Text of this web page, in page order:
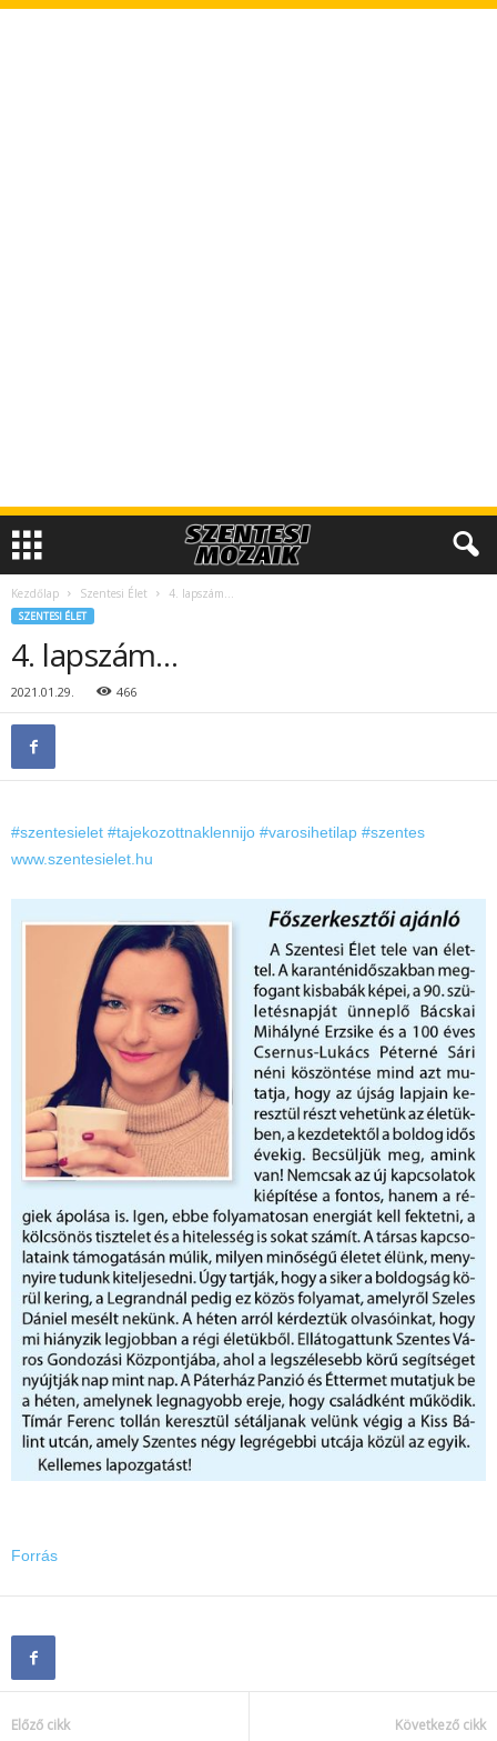
Kezdőlap Szentesi Élet 4. lapszám…
SZENTESI ÉLET
4. lapszám…
2021.01.29. 466
#szentesielet #tajekozottnaklennijo #varosihetilap #szentes
www.szentesielet.hu
Forrás
Előző cikk Következő cikk